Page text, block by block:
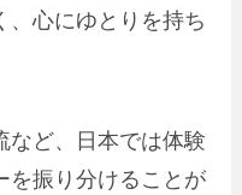
、心にゆとりを持ち
など、日本では体験
を振り分けることが